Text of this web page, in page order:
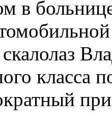
в
класса